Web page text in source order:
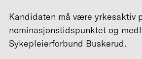
Kandidaten må være yrkesaktiv
nominasjonstidspunktet og
Sykepleierforbund Buskerud.